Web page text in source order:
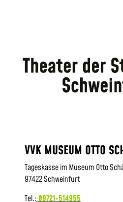
VVK MUSEUM OTTO
Tageskasse im Museum Otto
97422 Schweinfurt
Tel.: 09721-514955